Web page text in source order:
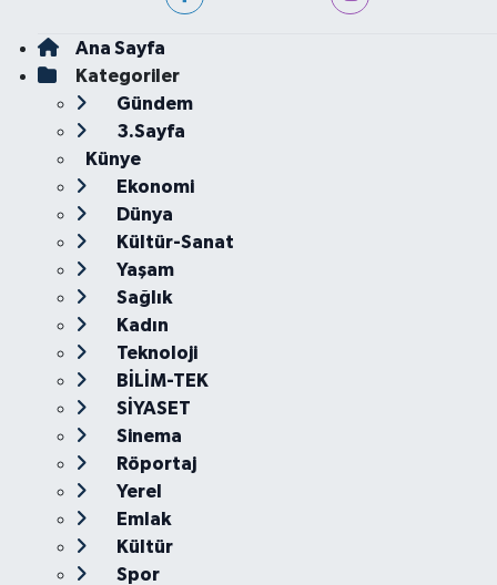
Ana Sayfa
Kategoriler
Gündem
3.Sayfa
Künye
Ekonomi
Dünya
Kültür-Sanat
Yaşam
Sağlık
Kadın
Teknoloji
BİLİM-TEK
SİYASET
Sinema
Röportaj
Yerel
Emlak
Kültür
Spor